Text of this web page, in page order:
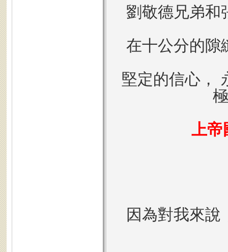
劉敬德兄弟和
在十公分的隙
堅定的信心，
上帝
因為對我來